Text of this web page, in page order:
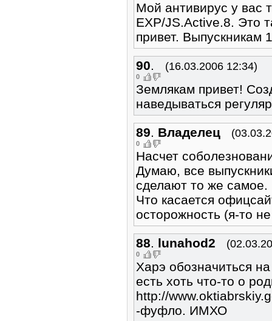
Мой антивирус у вас
EXP/JS.Active.8. Это
привет. Выпускникам
90. (16.03.2006 12:34)
0
Землякам привет!
наведываться
89. Владелец
0
Насчет
Думаю, все
сделают то же самое.
Что касается
осторожность (я-то
88. lunahod2
0
Харэ обозначиться
есть хоть что-то о
http://
-фуфло. ИМХО